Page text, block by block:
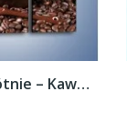
Obraz na płótnie – Kawa w ciemnej...